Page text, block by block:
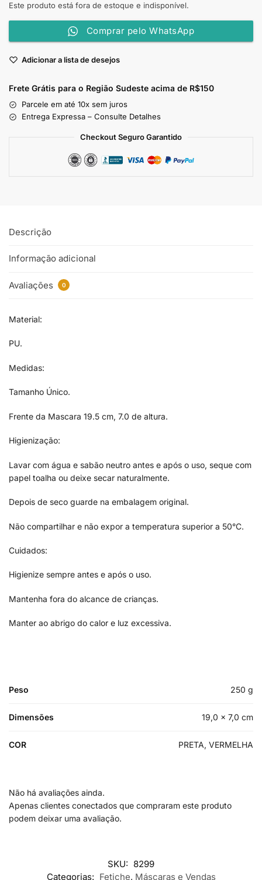
Este produto está fora de estoque e indisponível.
Comprar pelo WhatsApp
Adicionar a lista de desejos
Frete Grátis para o Região Sudeste acima de R$150
Parcele em até 10x sem juros
Entrega Expressa – Consulte Detalhes
Checkout Seguro Garantido
Descrição
Informação adicional
Avaliações 0
Material:
PU.
Medidas:
Tamanho Único.
Frente da Mascara 19.5 cm, 7.0 de altura.
Higienização:
Lavar com água e sabão neutro antes e após o uso, seque com
papel toalha ou deixe secar naturalmente.
Depois de seco guarde na embalagem original.
Não compartilhar e não expor a temperatura superior a 50°C.
Cuidados:
Higienize sempre antes e após o uso.
Mantenha fora do alcance de crianças.
Manter ao abrigo do calor e luz excessiva.
Peso 250 g
Dimensões 19,0 × 7,0 cm
COR PRETA, VERMELHA
Não há avaliações ainda.
Apenas clientes conectados que compraram este produto
podem deixar uma avaliação.
SKU: 8299
Categorias: Fetiche, Máscaras e Vendas